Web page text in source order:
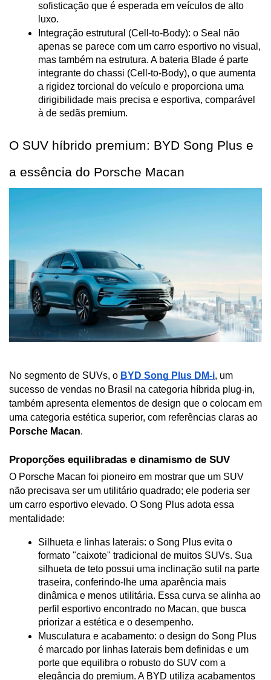
sofisticação que é esperada em veículos de alto
luxo.
Integração estrutural (Cell-to-Body): o Seal não
apenas se parece com um carro esportivo no visual,
mas também na estrutura. A bateria Blade é parte
integrante do chassi (Cell-to-Body), o que aumenta
a rigidez torcional do veículo e proporciona uma
dirigibilidade mais precisa e esportiva, comparável
à de sedãs premium.
O SUV híbrido premium: BYD Song Plus e
a essência do Porsche Macan
No segmento de SUVs, o BYD Song Plus DM-i, um
sucesso de vendas no Brasil na categoria híbrida plug-in,
também apresenta elementos de design que o colocam em
Porsche Macan.
Proporções equilibradas e dinamismo de SUV
O Porsche Macan foi pioneiro em mostrar que um SUV
não precisava ser um utilitário quadrado; ele poderia ser
um carro esportivo elevado. O Song Plus adota essa
mentalidade:
Silhueta e linhas laterais: o Song Plus evita o
formato "caixote" tradicional de muitos SUVs. Sua
silhueta de teto possui uma inclinação sutil na parte
traseira, conferindo-lhe uma aparência mais
dinâmica e menos utilitária. Essa curva se alinha ao
perfil esportivo encontrado no Macan, que busca
priorizar a estética e o desempenho.
Musculatura e acabamento: o design do Song Plus
é marcado por linhas laterais bem definidas e um
porte que equilibra o robusto do SUV com a
elegância do premium. A BYD utiliza acabamentos